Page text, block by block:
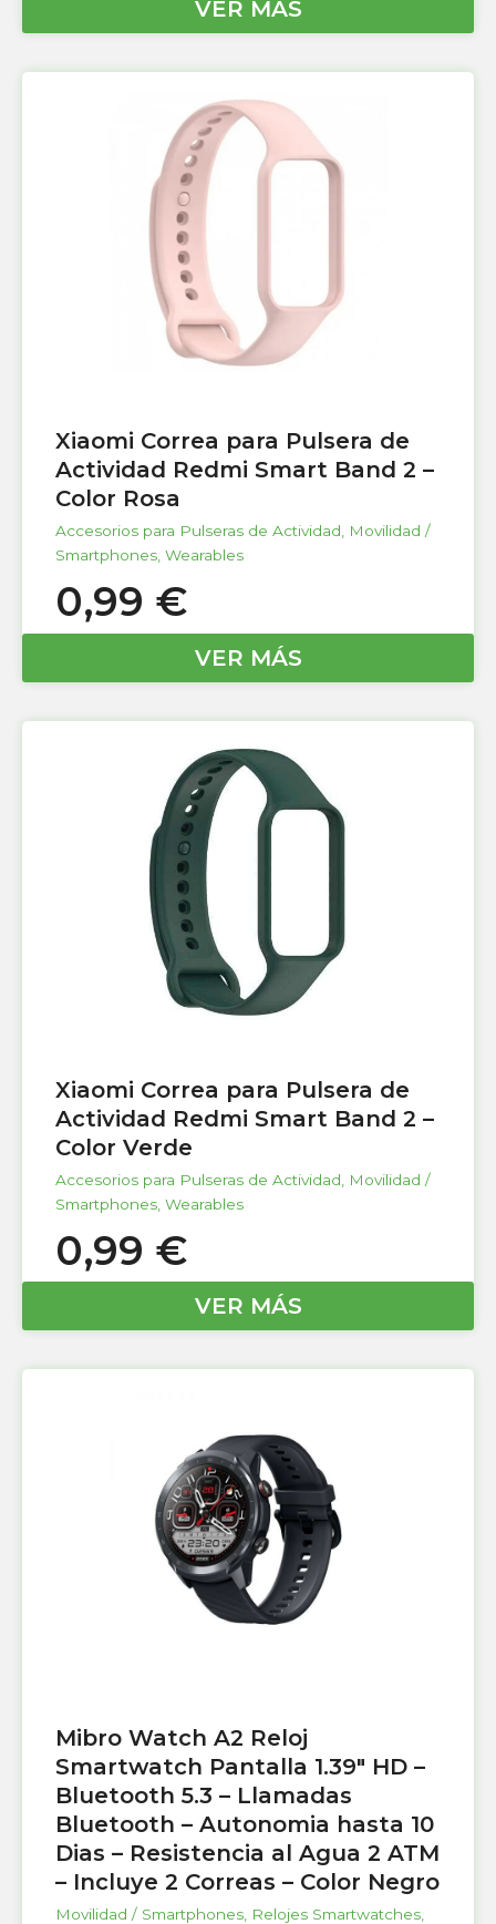
VER MÁS
Xiaomi Correa para Pulsera de
Actividad Redmi Smart Band 2 –
Color Rosa
Accesorios para Pulseras de Actividad, Movilidad /
Smartphones, Wearables
0,99 €
VER MÁS
Xiaomi Correa para Pulsera de
Actividad Redmi Smart Band 2 –
Color Verde
Accesorios para Pulseras de Actividad
Movilidad /
Smartphones Wearables
0,99 €
VER MÁS
Mibro Watch A2 Reloj
Smartwatch Pantalla 1.39″ HD –
Bluetooth 5.3 – Llamadas
Bluetooth – Autonomia hasta 10
Dias – Resistencia al Agua 2 ATM
– Incluye 2 Correas – Color Negro
Movilidad / Smartphones Relojes Smartwatches